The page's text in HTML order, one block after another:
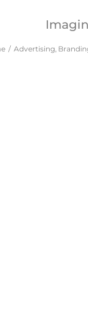
Advertising